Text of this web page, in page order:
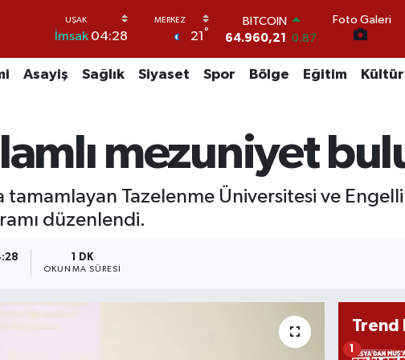
İmsak 04:28 21 °
BITCOIN
64.960,21
0.87
47,7436 0.18
64,4811
0.38
GRAM ALTIN
6648.99
BİST100
Foto Galeri
Asayiş Sağlık Siyaset Spor Bölge Eğitim
mezuniyet
Tazelenme Üniversitesi ve
düzenlendi.
1 DK
OKUNMA SÜRESI
Trend
1